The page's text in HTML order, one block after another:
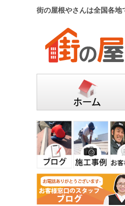
街の屋根やさんは全国各地